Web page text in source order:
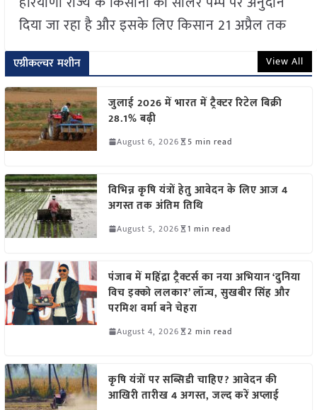
दिया जा रहा है और इसके लिए किसान 21 अप्रैल तक
एग्रीकल्चर मशीन View All
जुलाई 2026 में भारत में ट्रैक्टर रिटेल बिक्री
28.1% बढ़ी
August 6, 2026 5 min read
विभिन्न कृषि यंत्रों हेतु आवेदन के लिए आज 4
अगस्त तक अंतिम तिथि
August 5, 2026 1 min read
पंजाब में महिंद्रा ट्रैक्टर्स का नया अभियान ‘दुनिया
विच इक्को ललकार’ लॉन्च, सुखबीर सिंह और
परमिश वर्मा बने चेहरा
August 4, 2026 2 min read
कृषि यंत्रों पर सब्सिडी चाहिए? आवेदन की
आखिरी तारीख 4 अगस्त, जल्द करें अप्लाई